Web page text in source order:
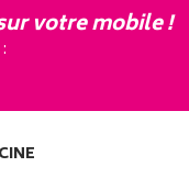
votre mobile !